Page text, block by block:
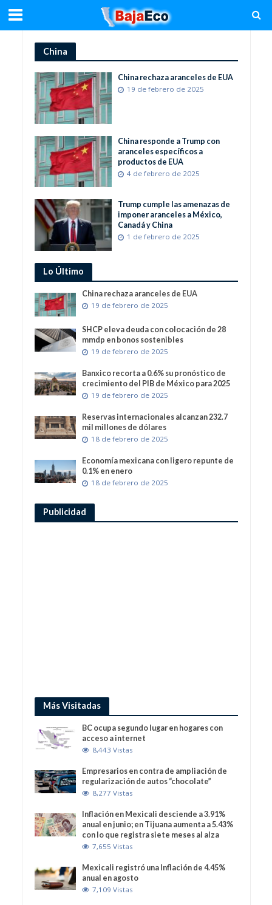
China
China rechaza aranceles de EUA
19 de febrero de 2025
China responde a Trump con
aranceles específicos a
productos de EUA
4 de febrero de 2025
Trump cumple las amenazas de
imponer aranceles a México,
Canadá y China
1 de febrero de 2025
Lo Último
China rechaza aranceles de EUA
19 de febrero de 2025
SHCP eleva deuda con colocación de 28
mmdp en bonos sostenibles
19 de febrero de 2025
Banxico recorta a 0.6% su pronóstico de
crecimiento del PIB de México para 2025
19 de febrero de 2025
Reservas internacionales alcanzan 232.7
mil millones de dólares
18 de febrero de 2025
Economía mexicana con ligero repunte de
0.1% en enero
18 de febrero de 2025
Publicidad
Más Visitadas
BC ocupa segundo lugar en hogares con
acceso a internet
8,443 Vistas
Empresarios en contra de ampliación de
regularización de autos “chocolate”
8,277 Vistas
Inflación en Mexicali desciende a 3.91%
anual en junio; en Tijuana aumenta a 5.43%
con lo que registra siete meses al alza
7,655 Vistas
Mexicali registró una Inflación de 4.45%
anual en agosto
7,109 Vistas